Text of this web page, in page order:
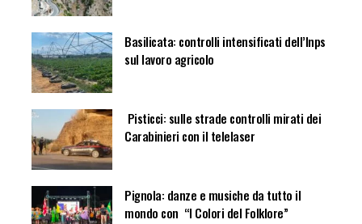
Basilicata: controlli intensificati dell’Inps
sul lavoro agricolo
Pisticci: sulle strade controlli mirati dei
Carabinieri con il telelaser
Pignola: danze e musiche da tutto il
mondo con “I Colori del Folklore”